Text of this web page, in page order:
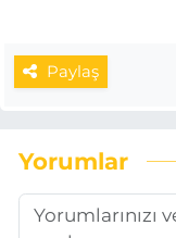
Paylaş
Yorumlar